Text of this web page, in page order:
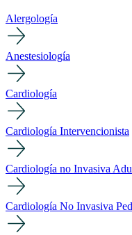
Alergología
Anestesiología
Cardiología
Cardiología Intervencionista
Cardiología no Invasiva
Cardiología No Invasiva